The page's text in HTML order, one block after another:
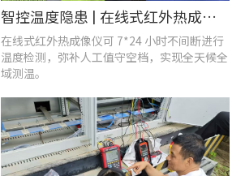
智控温度隐患 | 在线式红外热成像仪在UPS电源柜老化监测中的应用
在线式红外热成像仪可 7*24 小时不间断进行
温度检测，弥补人工值守空档，实现全天候全
域测温。